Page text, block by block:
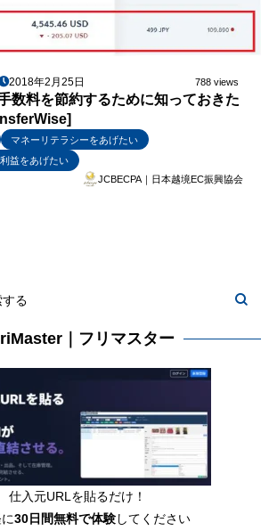
2018年2月25日 788 views
数料を節約するために知っておきた
マネーリテラシーをあげたい
益をあげたい
JCBECPA｜日本越境EC振興協会
｜フリマスター
仕入元URLを貼るだけ！
30日間無料で体験してください